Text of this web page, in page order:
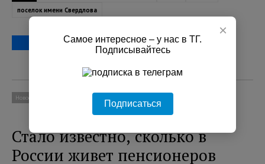
поселок имени Свердлова
Новости
Стало известно, сколько в
России живет пенсионеров
×
Самое интересное – у нас в ТГ.
Подписывайтесь
Подписаться